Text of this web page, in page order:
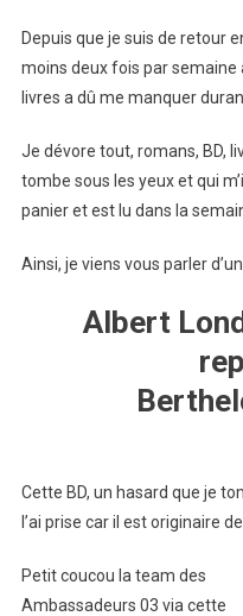
Depuis que je suis de retour
moins deux fois par semaine
livres a dû me manquer
Je dévore tout, romans, BD,
tombe sous les yeux et qui
panier et est lu dans la
Ainsi, je viens vous parler
Albert
Cette BD, un hasard que je
l’ai prise car il est originaire
Petit coucou la team des
Ambassadeurs 03 via cette